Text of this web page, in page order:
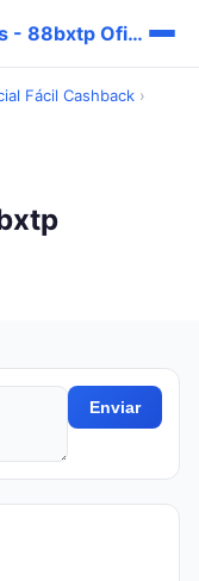
⚡ 88bxtp Top Para Brasileiros - 88bxtp Oficial Fácil Cashback
Fácil Cashback ›
Enviar